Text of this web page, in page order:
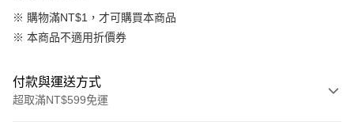
※ 購物滿NT$1，才可購買本商品
※ 本商品不適用折價券
付款與運送方式
超取滿NT$599免運